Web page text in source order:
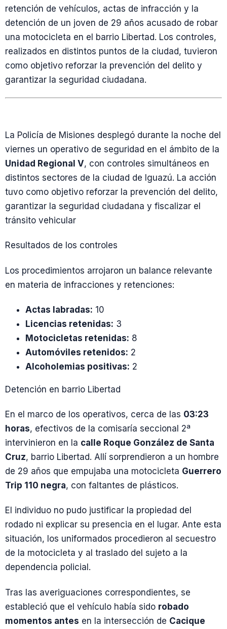
retención de vehículos, actas de infracción y la
detención de un joven de 29 años acusado de robar
una motocicleta en el barrio Libertad. Los controles,
realizados en distintos puntos de la ciudad, tuvieron
como objetivo reforzar la prevención del delito y
garantizar la seguridad ciudadana.
La Policía de Misiones desplegó durante la noche del
viernes un operativo de seguridad en el ámbito de la
Unidad Regional V, con controles simultáneos en
distintos sectores de la ciudad de Iguazú. La acción
tuvo como objetivo reforzar la prevención del delito,
garantizar la seguridad ciudadana y fiscalizar el
tránsito vehicular
Resultados de los controles
Los procedimientos arrojaron un balance relevante
en materia de infracciones y retenciones:
Actas labradas: 10
Licencias retenidas: 3
Motocicletas retenidas: 8
Automóviles retenidos: 2
Alcoholemias positivas: 2
Detención en barrio Libertad
En el marco de los operativos, cerca de las 03:23
horas, efectivos de la comisaría seccional 2ª
intervinieron en la calle Roque González de Santa
Cruz, barrio Libertad. Allí sorprendieron a un hombre
de 29 años que empujaba una motocicleta Guerrero
Trip 110 negra, con faltantes de plásticos.
El individuo no pudo justificar la propiedad del
rodado ni explicar su presencia en el lugar. Ante esta
situación, los uniformados procedieron al secuestro
de la motocicleta y al traslado del sujeto a la
dependencia policial.
Tras las averiguaciones correspondientes, se
estableció que el vehículo había sido robado
momentos antes en la intersección de Cacique